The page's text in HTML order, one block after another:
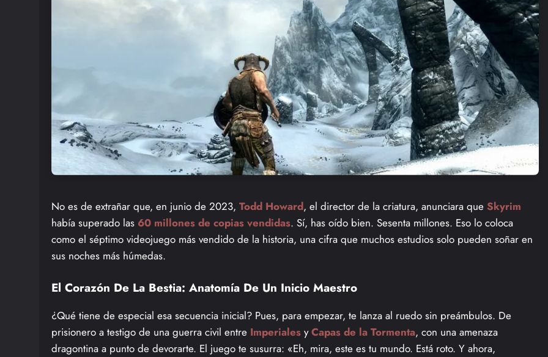
No es de extrañar que, en junio de 2023, Todd Howard, el director de la criatura, anunciara que Skyrim
había superado las 60 millones de copias vendidas. Sí, has oído bien. Sesenta millones. Eso lo coloca
como el séptimo videojuego más vendido de la historia, una cifra que muchos estudios solo pueden soñar en
sus noches más húmedas.
El Corazón De La Bestia: Anatomía De Un Inicio Maestro
¿Qué tiene de especial esa secuencia inicial? Pues, para empezar, te lanza al ruedo sin preámbulos. De
prisionero a testigo de una guerra civil entre Imperiales yCapas de la Tormenta, con una amenaza
dragontina a punto de devorarte. El juego te susurra: «Eh, mira, este es tu mundo. Está roto. Y ahora,